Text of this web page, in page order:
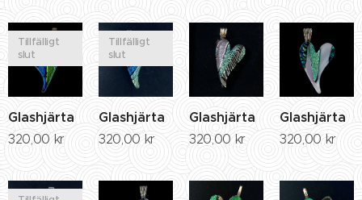
Glashjärta
Tillfälligt
slut
320,00 kr
Glashjärta
Tillfälligt
slut
320,00 kr
Glashjärta
320,00 kr
Glashjärta
320,00 kr